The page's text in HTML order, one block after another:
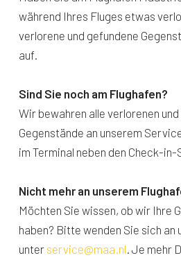
während Ihres Fluges etwas
verlorene und gefundene
auf.
Sind Sie noch am Flughafen?
Wir bewahren alle verlorenen
Gegenstände an unserem
im Terminal neben den Check-
Nicht mehr an unserem
Möchten Sie wissen, ob wir Ihre
haben? Bitte wenden Sie sich
unter service@maa.nl . Je mehr